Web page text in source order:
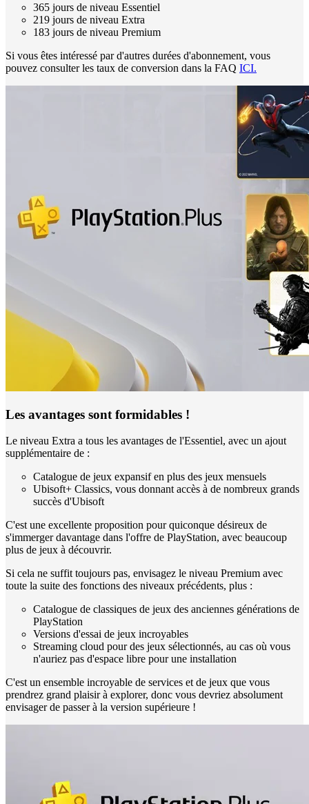
365 jours de niveau Essentiel
219 jours de niveau Extra
183 jours de niveau Premium
Si vous êtes intéressé par d'autres durées d'abonnement, vous
pouvez consulter les taux de conversion dans la FAQ ICI.
Les avantages sont formidables !
Le niveau Extra a tous les avantages de l'Essentiel, avec un ajout
supplémentaire de :
Catalogue de jeux expansif en plus des jeux mensuels
Ubisoft+ Classics, vous donnant accès à de nombreux grands
succès d'Ubisoft
C'est une excellente proposition pour quiconque désireux de
s'immerger davantage dans l'offre de PlayStation, avec beaucoup
plus de jeux à découvrir.
Si cela ne suffit toujours pas, envisagez le niveau Premium avec
toute la suite des fonctions des niveaux précédents, plus :
Catalogue de classiques de jeux des anciennes générations de
PlayStation
Versions d'essai de jeux incroyables
Streaming cloud pour des jeux sélectionnés, au cas où vous
n'auriez pas d'espace libre pour une installation
C'est un ensemble incroyable de services et de jeux que vous
prendrez grand plaisir à explorer, donc vous devriez absolument
envisager de passer à la version supérieure !